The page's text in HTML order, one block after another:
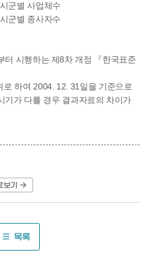
군별 사업체수
군별 종사자수
터 시행하는 제8차 개정 『한국표준
하여 2004. 12. 31일을 기준으로
기가 다를 경우 결과자료의 차이가
보기
목록